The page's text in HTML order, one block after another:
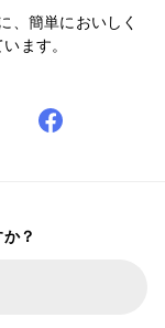
、簡単においしく
ます。
？